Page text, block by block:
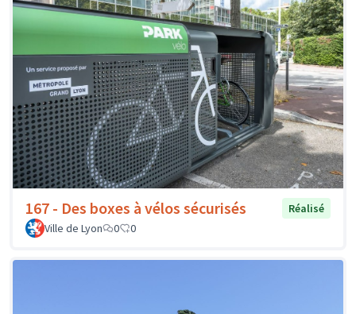
167 - Des boxes à vélos sécurisés
Réalisé
Ville de Lyon
0 0